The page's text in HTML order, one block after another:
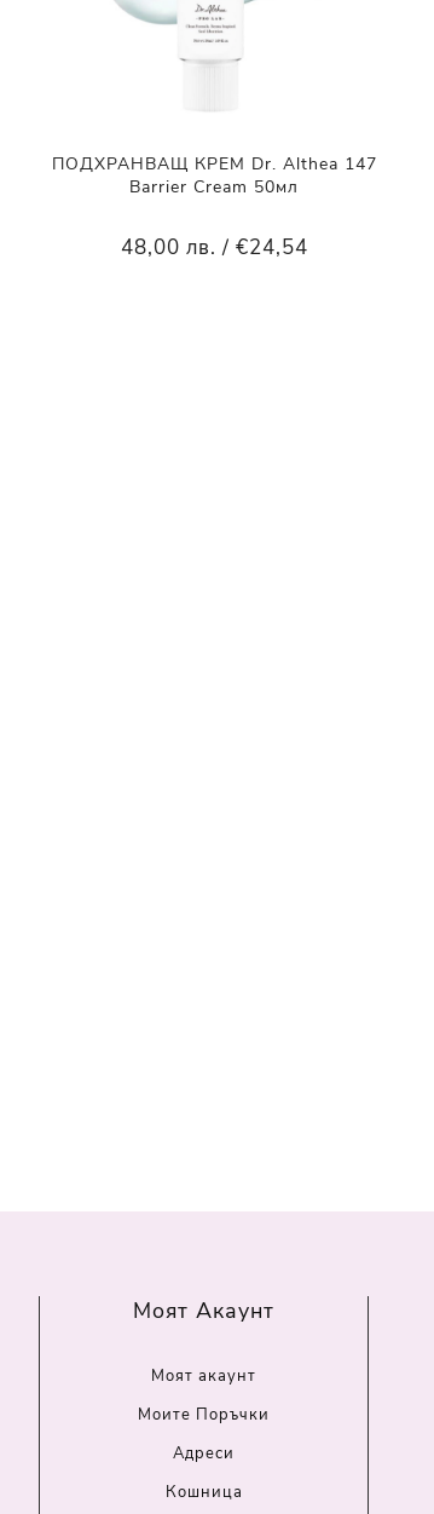
ПОДХРАНВАЩ КРЕМ Dr. Althea 147
Barrier Cream 50мл
48,00 лв. / €24,54
Моят Акаунт
Моят акаунт
Моите Поръчки
Адреси
Кошница